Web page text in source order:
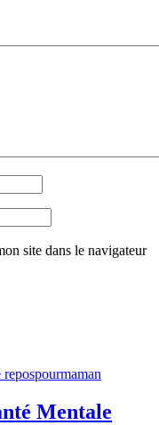
site dans le navigateur
Mentale